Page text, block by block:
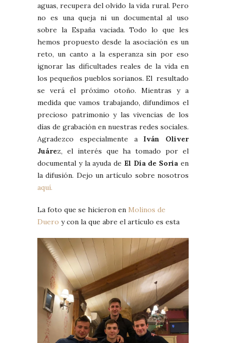
aguas, recupera del olvido la vida rural. Pero
no es una queja ni un documental al uso
sobre la España vaciada. Todo lo que les
hemos propuesto desde la asociación es un
reto, un canto a la esperanza sin por eso
ignorar las dificultades reales de la vida en
los pequeños pueblos sorianos. El resultado
se verá el próximo otoño. Mientras y a
medida que vamos trabajando, difundimos el
precioso patrimonio y las vivencias de los
días de grabación en nuestras redes sociales.
Agradezco especialmente a Iván Oliver
Juárez, el interés que ha tomado por el
documental y la ayuda de El Día de Soria en
la difusión. Dejo un artículo sobre nosotros
aquí.
La foto que se hicieron en Molinos de
Duero y con la que abre el artículo es esta